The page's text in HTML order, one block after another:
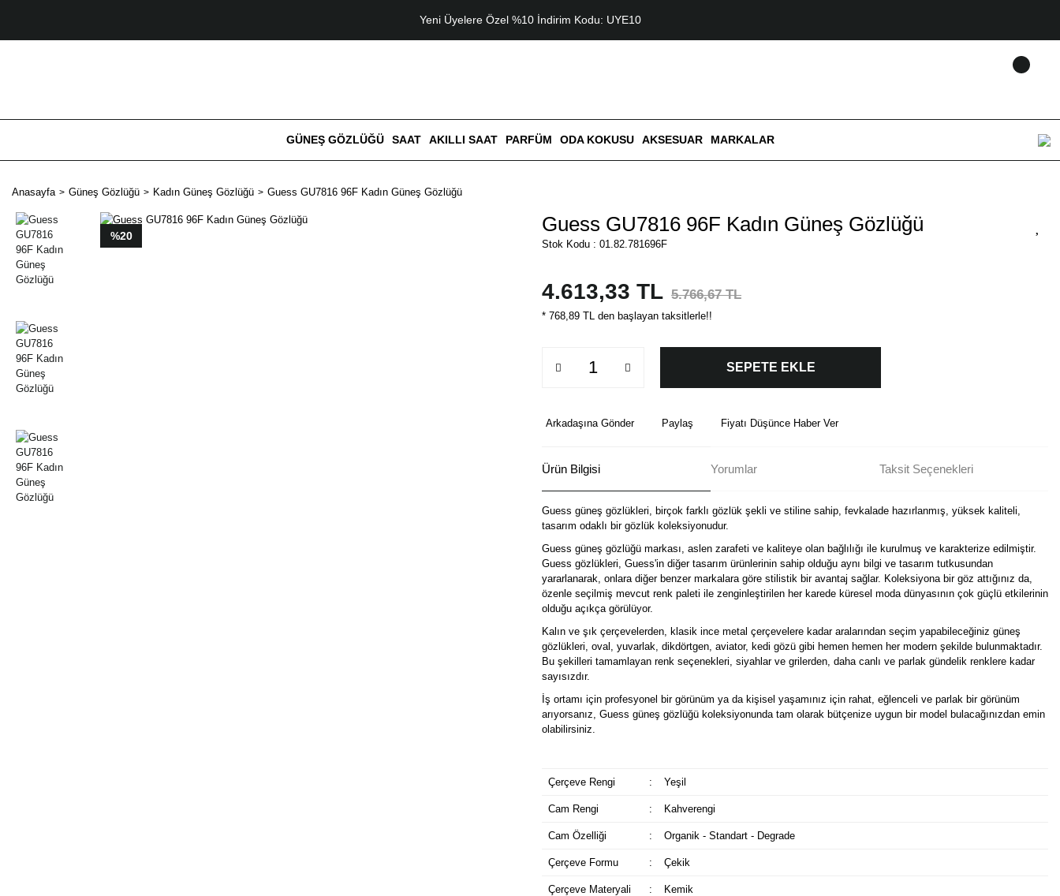
Yeni Üyelere Özel %10 İndirim Kodu: UYE10
GÜNEŞ GÖZLÜĞÜ SAAT AKILLI SAAT PARFÜM ODA KOKUSU AKSESUAR MARKALAR
Anasayfa Güneş Gözlüğü Kadın Güneş Gözlüğü Guess GU7816 96F Kadın Güneş Gözlüğü
%20 Guess GU7816 96F Kadın Güneş Gözlüğü
Stok Kodu : 01.82.781696F
4.613,33 TL 5.766,67 TL
* 768,89 TL den başlayan taksitlerle!!
SEPETE EKLE
Arkadaşına Gönder Paylaş Fiyatı Düşünce Haber Ver
Ürün Bilgisi Yorumlar Taksit Seçenekleri
Guess güneş gözlükleri, birçok farklı gözlük şekli ve stiline sahip, fevkalade hazırlanmış, yüksek kaliteli,
tasarım odaklı bir gözlük koleksiyonudur.
Guess güneş gözlüğü markası, aslen zarafeti ve kaliteye olan bağlılığı ile kurulmuş ve karakterize edilmiştir.
Guess gözlükleri, Guess'in diğer tasarım ürünlerinin sahip olduğu aynı bilgi ve tasarım tutkusundan
yararlanarak, onlara diğer benzer markalara göre stilistik bir avantaj sağlar. Koleksiyona bir göz attığınız da,
özenle seçilmiş mevcut renk paleti ile zenginleştirilen her karede küresel moda dünyasının çok güçlü etkilerinin
olduğu açıkça görülüyor.
Kalın ve şık çerçevelerden, klasik ince metal çerçevelere kadar aralarından seçim yapabileceğiniz güneş
gözlükleri, oval, yuvarlak, dikdörtgen, aviator, kedi gözü gibi hemen hemen her modern şekilde bulunmaktadır.
Bu şekilleri tamamlayan renk seçenekleri, siyahlar ve grilerden, daha canlı ve parlak gündelik renklere kadar
sayısızdır.
İş ortamı için profesyonel bir görünüm ya da kişisel yaşamınız için rahat, eğlenceli ve parlak bir görünüm
arıyorsanız, Guess güneş gözlüğü koleksiyonunda tam olarak bütçenize uygun bir model bulacağınızdan emin
olabilirsiniz.
Çerçeve Rengi : Yeşil
Cam Rengi : Kahverengi
Cam Özelliği : Organik - Standart - Degrade
Çerçeve Formu : Çekik
Çerçeve Materyali : Kemik